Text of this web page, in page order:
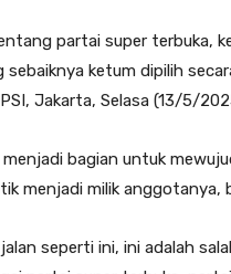
partai super terbuka,
ketum dipilih
Jakarta, Selasa (13/5/
bagian untuk
menjadi milik anggotanya,
seperti ini, ini adalah